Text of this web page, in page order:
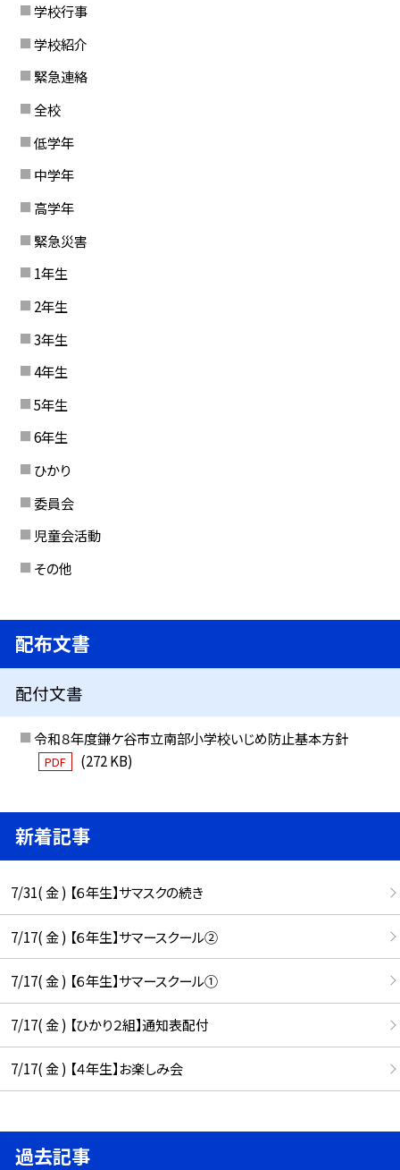
学校行事
学校紹介
緊急連絡
全校
低学年
中学年
高学年
緊急災害
1年生
2年生
3年生
4年生
5年生
6年生
ひかり
委員会
児童会活動
その他
配布文書
配付文書
令和８年度鎌ケ谷市立南部小学校いじめ防止基本方針
PDF (272 KB)
新着記事
7/31( 金 ) 【６年生】サマスクの続き
7/17( 金 ) 【６年生】サマースクール②
7/17( 金 ) 【６年生】サマースクール①
7/17( 金 ) 【ひかり２組】通知表配付
7/17( 金 ) 【４年生】お楽しみ会
過去記事